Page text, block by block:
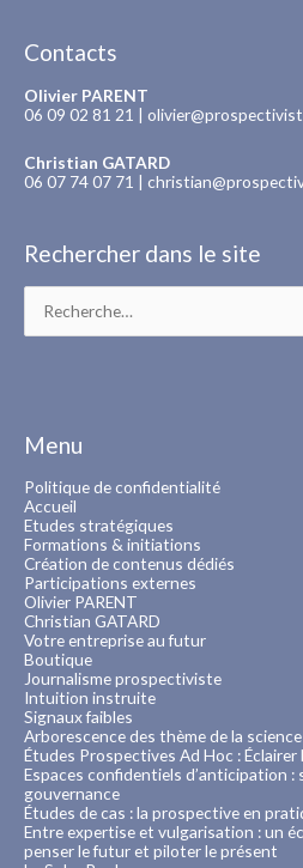
Contacts
Olivier PARENT
06 09 02 81 21 |
Christian GATARD
06 07 74 07 71 |
Rechercher dans le site
Rechercher :
Menu
Politique de confidentialité
Accueil
Etudes stratégiques
Formations & initiations
Création de contenus dédiés
Participations externes
Olivier PARENT
Christian GATARD
Votre entreprise au futur
Boutique
Journalisme prospectiviste
Intuition instruite
Signaux faibles
Arborescence des thème de la
Études Prospectives Ad Hoc :
Espaces confidentiels d’anticipation
gouvernance
Études de cas : la prospective en
Entre expertise et vulgarisation : un
penser le futur et piloter le présent